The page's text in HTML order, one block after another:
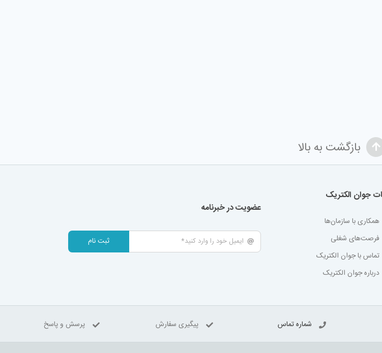
بازگشت به بالا
جوان الکتریک
همکاری با سازمان‌ها
فرصت‌های شغلی
تماس با جوان الکتریک
درباره جوان الکتریک
عضویت در خبرنامه
ثبت نام
شماره تماس پیگیری سفارش پرسش و پاسخ